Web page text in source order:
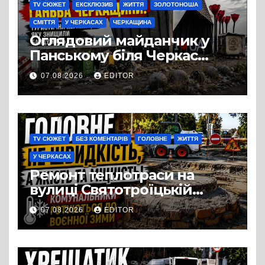
TV СЮЖЕТ ЕКСКЛЮЗИВ ЖИТТЯ ЗОЛОТОНОША
СМІТТЯ У ЧЕРКАСАХ ЧЕРКАЩИНА
Оглядовий майданчик у
Панському біля Черкас
перетворився на занедбане
сміттєзвалище
07.08.2026 EDITOR
TV СЮЖЕТ БЕЗ КОМЕНТАРІВ ГОЛОВНЕ ЖИТТЯ
У ЧЕРКАСАХ
Ремонт теплотраси на
вулиці Святотроїцькій
затягнувся порівняно із
запланованими термінами.
Вулицю досі не відкрили
для руху
07.08.2026 EDITOR